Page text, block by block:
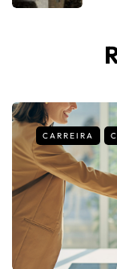
CARREIRA